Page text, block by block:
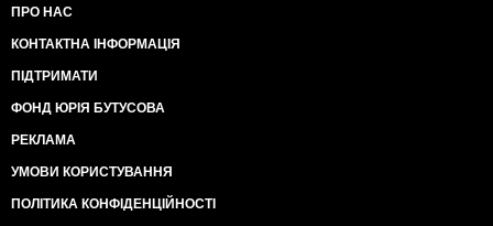
ПРО НАС
КОНТАКТНА ІНФОРМАЦІЯ
ПІДТРИМАТИ
ФОНД ЮРІЯ БУТУСОВА
РЕКЛАМА
УМОВИ КОРИСТУВАННЯ
ПОЛІТИКА КОНФІДЕНЦІЙНОСТІ